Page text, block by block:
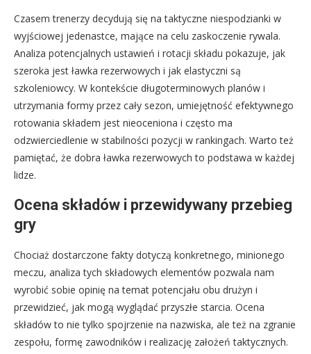
Czasem trenerzy decydują się na taktyczne niespodzianki w
wyjściowej jedenastce, mające na celu zaskoczenie rywala.
Analiza potencjalnych ustawień i rotacji składu pokazuje, jak
szeroka jest ławka rezerwowych i jak elastyczni są
szkoleniowcy. W kontekście długoterminowych planów i
utrzymania formy przez cały sezon, umiejętność efektywnego
rotowania składem jest nieoceniona i często ma
odzwierciedlenie w stabilności pozycji w rankingach. Warto też
pamiętać, że dobra ławka rezerwowych to podstawa w każdej
lidze.
Ocena składów i przewidywany przebieg
gry
Chociaż dostarczone fakty dotyczą konkretnego, minionego
meczu, analiza tych składowych elementów pozwala nam
wyrobić sobie opinię na temat potencjału obu drużyn i
przewidzieć, jak mogą wyglądać przyszłe starcia. Ocena
składów to nie tylko spojrzenie na nazwiska, ale też na zgranie
zespołu, formę zawodników i realizację założeń taktycznych.